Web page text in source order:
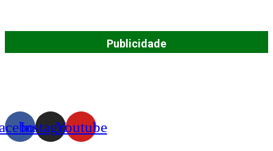
Publicidade
InstagramYoutube